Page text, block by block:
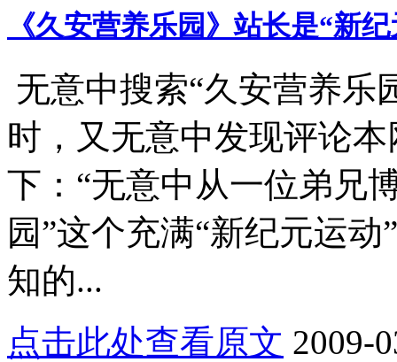
《久安营养乐园》站长是“新
无意中搜索“久安营养乐
时，又无意中发现评论
下：“无意中从一位弟兄
园”这个充满“新纪元运
知的...
点击此处查看原文 2009-